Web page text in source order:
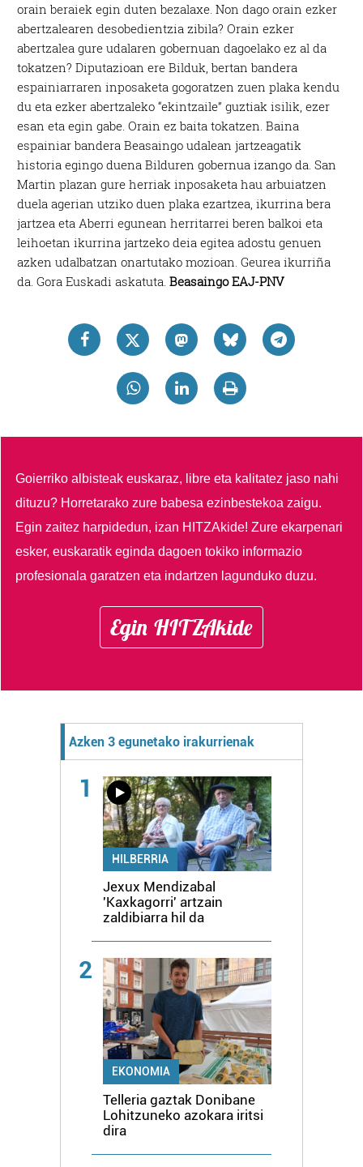
orain beraiek egin duten bezalaxe. Non dago orain ezker
abertzalearen desobedientzia zibila? Orain ezker
abertzalea gure udalaren gobernuan dagoelako ez al da
tokatzen? Diputazioan ere Bilduk, bertan bandera
espainiarraren inposaketa gogoratzen zuen plaka kendu
du eta ezker abertzaleko “ekintzaile” guztiak isilik, ezer
esan eta egin gabe. Orain ez baita tokatzen. Baina
espainiar bandera Beasaingo udalean jartzeagatik
historia egingo duena Bilduren gobernua izango da. San
Martin plazan gure herriak inposaketa hau arbuiatzen
duela agerian utziko duen plaka ezartzea, ikurrina bera
jartzea eta Aberri egunean herritarrei beren balkoi eta
leihoetan ikurrina jartzeko deia egitea adostu genuen
azken udalbatzan onartutako mozioan. Geurea ikurriña
da. Gora Euskadi askatuta.Beasaingo EAJ-PNV
Goierriko albisteak euskaraz, libre eta kalitatez jaso nahi
dituzu? Horretarako zure babesa ezinbestekoa zaigu.
Egin zaitez harpidedun, izan HITZAkide!Zure ekarpenari
esker, euskaratik eginda dagoen tokiko informazio
profesionala garatzen eta indartzen lagunduko duzu.
Egin HITZAkide
Azken 3 egunetako irakurrienak
1
HILBERRIA
Jexux Mendizabal
'Kaxkagorri' artzain
zaldibiarra hil da
2
EKONOMIA
Telleria gaztak Donibane
Lohitzuneko azokara iritsi
dira